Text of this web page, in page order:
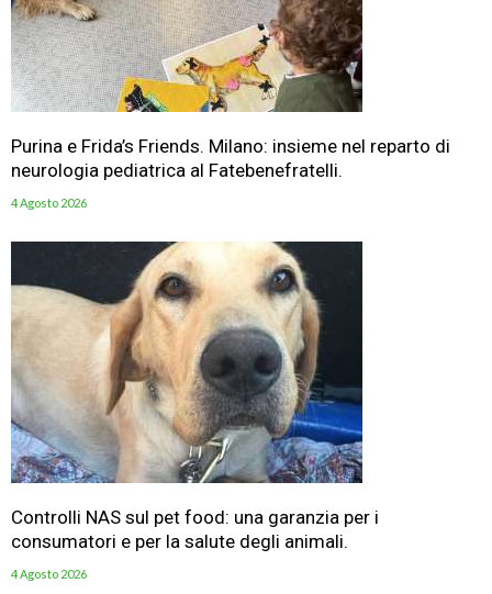
Purina e Frida’s Friends. Milano: insieme nel reparto di
neurologia pediatrica al Fatebenefratelli.
4 Agosto 2026
Controlli NAS sul pet food: una garanzia per i
consumatori e per la salute degli animali.
4 Agosto 2026